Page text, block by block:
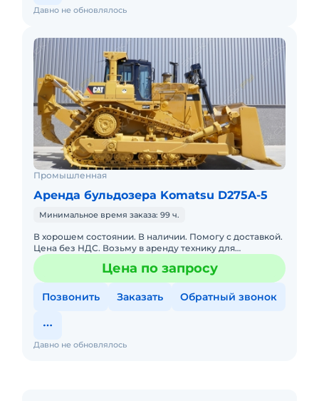
Давно не обновлялось
Промышленная
Аренда бульдозера Komatsu D275A-5
Минимальное время заказа: 99 ч.
В хорошем состоянии. В наличии. Помогу с доставкой.
Цена без НДС. Возьму в аренду технику для
производства работ. Экскаваторы, бульдозера,
сочлененные автосамоЦена по запросу
Позвонить Заказать Обратный звонок
Давно не обновлялось